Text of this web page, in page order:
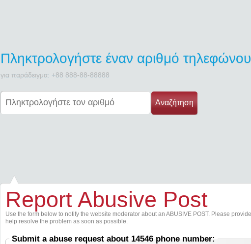
Πληκτρολογήστε έναν αριθμό τηλεφώνου
για παράδειγμα: +88 888-88-88888
Αναζήτηση
Report Abusive Post
Use the form below to notify the website moderator about an ABUSIVE POST. Please
help resolve the problem as soon as possible.
Submit a abuse request about 14546 phone number: